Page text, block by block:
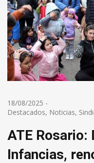
18/08/2025 -
Destacados, Noticias,
ATE Rosario:
Infancias,